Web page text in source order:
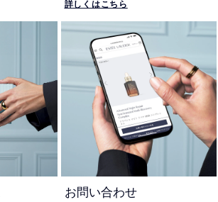
詳しくはこちら
お問い合わせ